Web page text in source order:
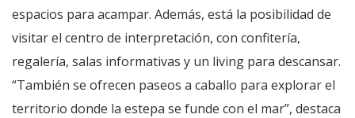
espacios para acampar. Además, está la posibilidad de
visitar el centro de interpretación, con confitería,
regalería, salas informativas y un living para descansar.
“También se ofrecen paseos a caballo para explorar el
territorio donde la estepa se funde con el mar”, destaca